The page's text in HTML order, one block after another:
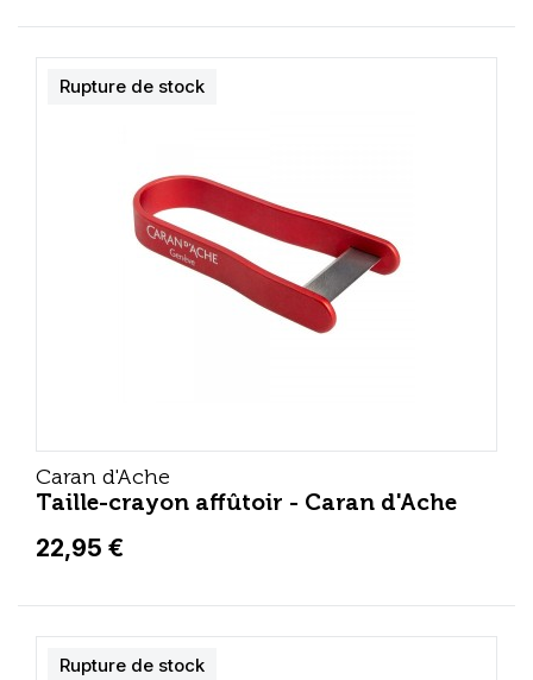
Caran d'Ache
Taille-crayon affûtoir - Caran d'Ache
22,95 €
Rupture de stock
Rupture de stock